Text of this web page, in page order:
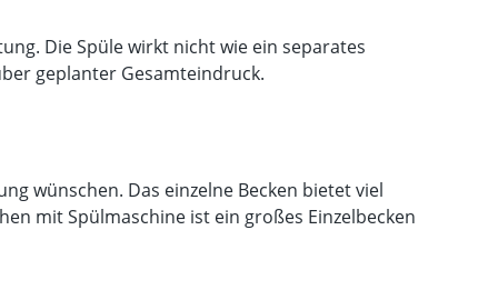
Die Spüle wirkt nicht wie ein separates
geplanter Gesamteindruck.
wünschen. Das einzelne Becken bietet viel
mit Spülmaschine ist ein großes Einzelbecken